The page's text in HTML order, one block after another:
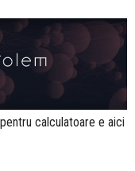
calculatoare e aici